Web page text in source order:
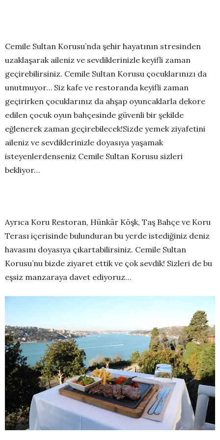
Cemile Sultan Korusu’nda şehir hayatının stresinden
uzaklaşarak aileniz ve sevdiklerinizle keyifli zaman
geçirebilirsiniz. Cemile Sultan Korusu çocuklarınızı da
unutmuyor… Siz kafe ve restoranda keyifli zaman
geçirirken çocuklarınız da ahşap oyuncaklarla dekore
edilen çocuk oyun bahçesinde güvenli bir şekilde
eğlenerek zaman geçirebilecek!Sizde yemek ziyafetini
aileniz ve sevdiklerinizle doyasıya yaşamak
isteyenlerdenseniz Cemile Sultan Korusu sizleri
bekliyor…
Ayrıca Koru Restoran, Hünkâr Köşk, Taş Bahçe ve Koru
Terası içerisinde bulunduran bu yerde istediğiniz deniz
havasını doyasıya çıkartabilirsiniz. Cemile Sultan
Korusu’nu bizde ziyaret ettik ve çok sevdik! Sizleri de bu
eşsiz manzaraya davet ediyoruz…